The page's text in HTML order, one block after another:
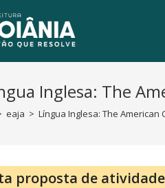
Inglesa: The
eaja > Língua Inglesa: The American
proposta de atividade